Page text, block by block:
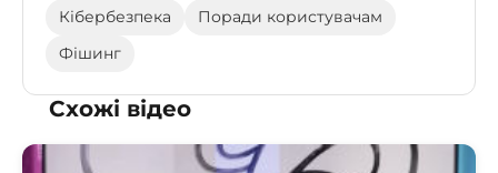
Кібербезпека
Поради користувачам
Фішинг
Схожі відео